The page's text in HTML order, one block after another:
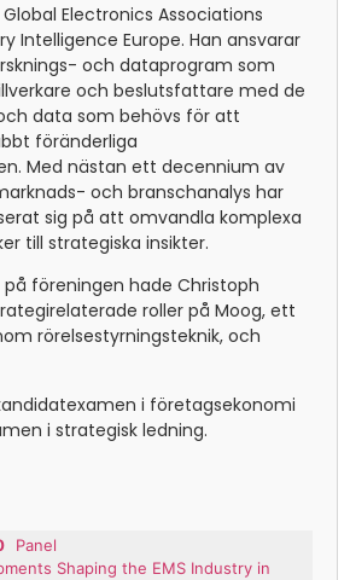
Electronics Associations
Intelligence Europe. Han ansvarar
och dataprogram som
och beslutsfattare med de
data som behövs för att
föränderliga
Med nästan ett decennium av
och branschanalys har
sig på att omvandla komplexa
till strategiska insikter.
föreningen hade Christoph
roller på Moog, ett
rörelsestyrningsteknik, och
i företagsekonomi
i strategisk ledning.
Panel
Shaping the EMS Industry in